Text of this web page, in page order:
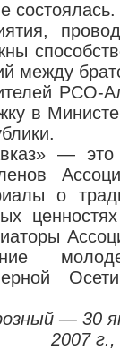
между
РСО-
в
—
о
— 30
2007